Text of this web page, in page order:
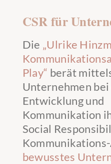
CSR für
Die „Ulrike
Play“ berät
Unternehmen
Entwicklung und
Kommunikation
Social
bewusstes